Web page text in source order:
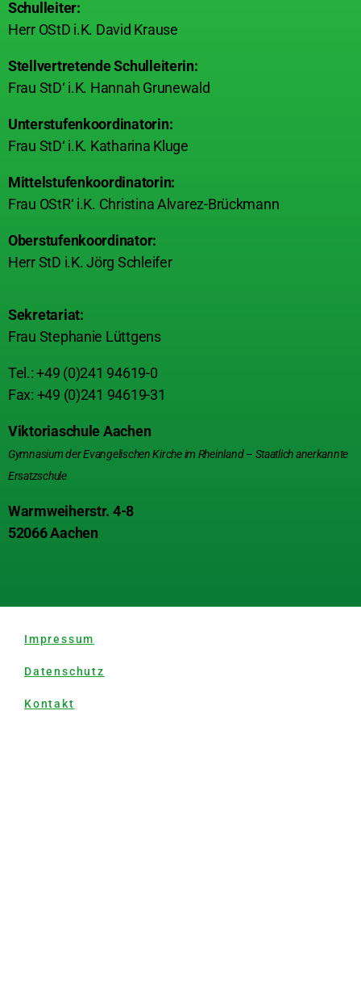
Schulleiter:
Herr OStD i.K. David Krause
Stellvertretende Schulleiterin:
Frau StD‘ i.K. Hannah Grunewald
Unterstufenkoordinatorin:
Frau StD‘ i.K. Katharina Kluge
Mittelstufenkoordinatorin:
Frau OStR‘ i.K. Christina Alvarez-Brückmann
Oberstufenkoordinator:
Herr StD i.K. Jörg Schleifer
Sekretariat:
Frau Stephanie Lüttgens
Tel.: +49 (0)241 94619-0
Fax: +49 (0)241 94619-31
Viktoriaschule Aachen
Gymnasium der Evangelischen Kirche im Rheinland – Staatlich anerkannte
Ersatzschule
Warmweiherstr. 4-8
52066 Aachen
Impressum
Datenschutz
Kontakt